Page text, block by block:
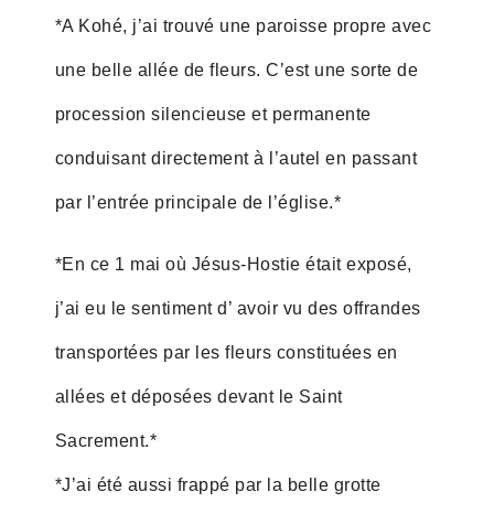
*A Kohé, j’ai trouvé une paroisse propre avec
une belle allée de fleurs. C’est une sorte de
procession silencieuse et permanente
conduisant directement à l’autel en passant
par l’entrée principale de l’église.*
*En ce 1 mai où Jésus-Hostie était exposé,
j’ai eu le sentiment d’ avoir vu des offrandes
transportées par les fleurs constituées en
allées et déposées devant le Saint
Sacrement.*
*J’ai été aussi frappé par la belle grotte